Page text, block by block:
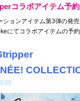
コラボアイテム予
ョンアイテム第3弾の発売
にてコラボアイテムの予約